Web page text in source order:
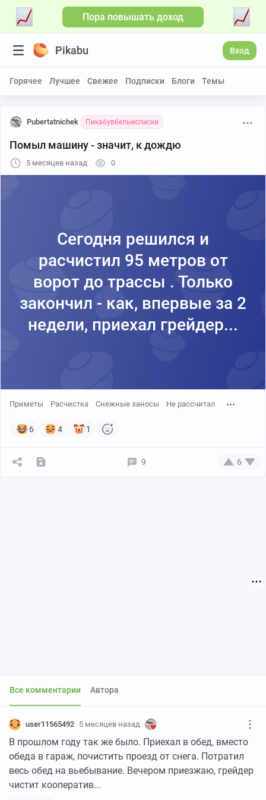
Пора повышать доход
Pikabu Вход
Горячее Лучшее Свежее Подписки Блоги Темы
Pubertatnichek Пикабувбелыесписки
Помыл машину - значит, к дождю
5 месяцев назад 0
Сегодня решился и
расчистил 95 метров от
ворот до трассы . Только
закончил - как, впервые за 2
недели, приехал грейдер...
Приметы Расчистка Снежные заносы Не рассчитал
6 4 1
9 6
Все комментарии Автора
user11565492 5 месяцев назад
В прошлом году так же было. Приехал в обед, вместо
обеда в гараж, почистить проезд от снега. Потратил
весь обед на вьебывание. Вечером приезжаю, грейдер
чистит кооператив...